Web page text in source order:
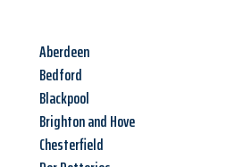
Aberdeen
Bedford
Blackpool
Brighton and Hove
Chesterfield